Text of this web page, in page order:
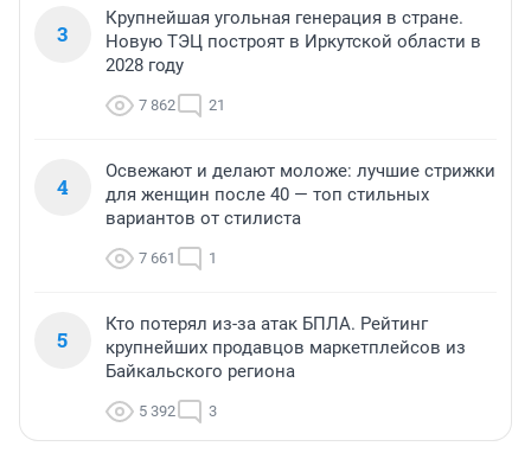
3
Крупнейшая угольная генерация в стране.
Новую ТЭЦ построят в Иркутской области в
2028 году
7 862 21
4
Освежают и делают моложе: лучшие стрижки
для женщин после 40 — топ стильных
вариантов от стилиста
7 661 1
5
Кто потерял из-за атак БПЛА. Рейтинг
крупнейших продавцов маркетплейсов из
Байкальского региона
5 392 3